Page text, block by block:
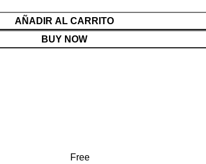
AÑADIR AL CARRITO
BUY NOW
Free